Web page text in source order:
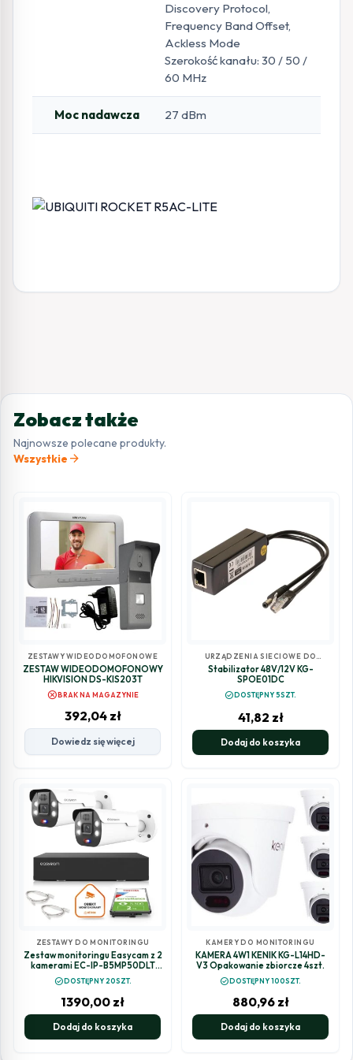
Discovery Protocol,
Frequency Band Offset,
Ackless Mode
Szerokość kanału: 30 / 50 /
60 MHz
Moc nadawcza 27 dBm
Zobacz także
Najnowsze polecane produkty.
Wszystkie arrow_forward
ZESTAWY WIDEODOMOFONOWE
ZESTAW WIDEODOMOFONOWY
HIKVISION DS-KIS203T
cancelBRAK NA MAGAZYNIE
392,04 zł
Dowiedz się więcej
URZĄDZENIA SIECIOWE DO
MONITORINGU
Stabilizator 48V/12V KG-
SPOE01DC
check_circleDOSTĘPNY 5SZT.
41,82 zł
Dodaj do koszyka
ZESTAWY DO MONITORINGU
Zestaw monitoringu Easycam z 2
kamerami EC-IP-B5MP50DLT
5MPx z aktywnym odstraszaniem
check_circleDOSTĘPNY 20SZT.
1390,00 zł
Dodaj do koszyka
KAMERY DO MONITORINGU
KAMERA 4W1 KENIK KG-L14HD-
V3 Opakowanie zbiorcze 4szt.
check_circleDOSTĘPNY 100SZT.
880,96 zł
Dodaj do koszyka